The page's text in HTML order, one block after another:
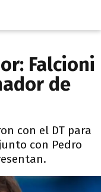
Falcioni
de
con el DT para
con Pedro